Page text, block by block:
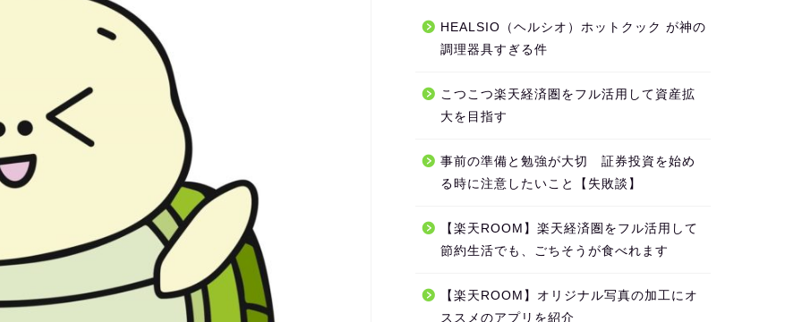
HEALSIO（ヘルシオ）ホットクック が神の
調理器具すぎる件
こつこつ楽天経済圏をフル活用して資産拡
大を目指す
事前の準備と勉強が大切 証券投資を始め
る時に注意したいこと【失敗談】
【楽天ROOM】楽天経済圏をフル活用して
節約生活でも、ごちそうが食べれます
【楽天ROOM】オリジナル写真の加工にオ
ススメのアプリを紹介